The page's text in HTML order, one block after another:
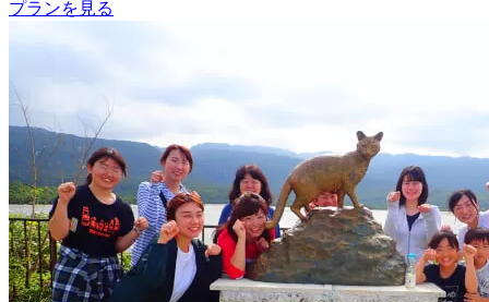
プランを見る